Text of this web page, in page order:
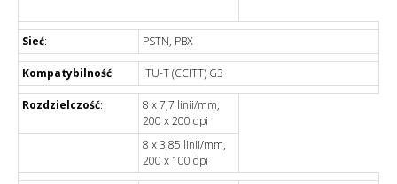
Sieć: PSTN, PBX
Kompatybilność: ITU-T (CCITT) G3
Rozdzielczość:
8 x 7,7 linii/mm,
200 x 200 dpi
8 x 3,85 linii/mm,
200 x 100 dpi